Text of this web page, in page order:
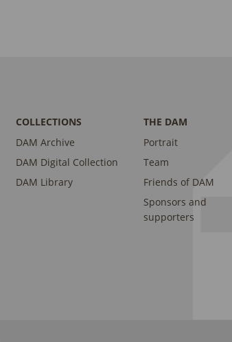
COLLECTIONS
DAM Archive
DAM Digital Collection
DAM Library
THE DAM
Portrait
Team
Friends of DAM
Sponsors and
supporters